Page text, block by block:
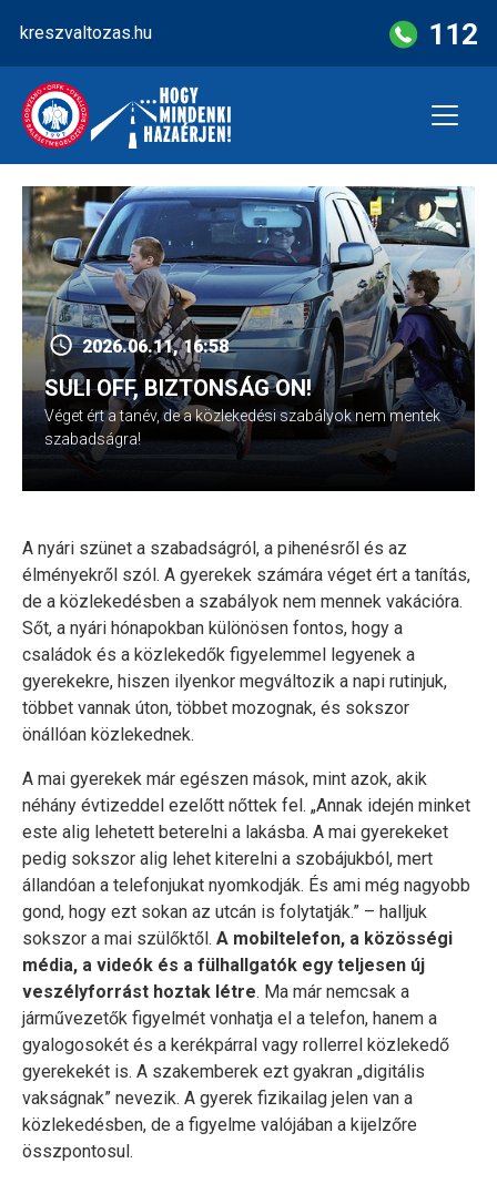
content
kreszvaltozas.hu 112
2026.06.11, 16:58
SULI OFF, BIZTONSÁG ON!
Véget ért a tanév, de a közlekedési szabályok nem mentek
szabadságra!
A nyári szünet a szabadságról, a pihenésről és az
élményekről szól. A gyerekek számára véget ért a tanítás,
de a közlekedésben a szabályok nem mennek vakációra.
Sőt, a nyári hónapokban különösen fontos, hogy a
családok és a közlekedők figyelemmel legyenek a
gyerekekre, hiszen ilyenkor megváltozik a napi rutinjuk,
többet vannak úton, többet mozognak, és sokszor
önállóan közlekednek.
A mai gyerekek már egészen mások, mint azok, akik
néhány évtizeddel ezelőtt nőttek fel. „Annak idején minket
este alig lehetett beterelni a lakásba. A mai gyerekeket
pedig sokszor alig lehet kiterelni a szobájukból, mert
állandóan a telefonjukat nyomkodják. És ami még nagyobb
gond, hogy ezt sokan az utcán is folytatják.” – halljuk
sokszor a mai szülőktől. A mobiltelefon, a közösségi
média, a videók és a fülhallgatók egy teljesen új
veszélyforrást hoztak létre. Ma már nemcsak a
járművezetők figyelmét vonhatja el a telefon, hanem a
gyalogosokét és a kerékpárral vagy rollerrel közlekedő
gyerekekét is. A szakemberek ezt gyakran „digitális
vakságnak” nevezik. A gyerek fizikailag jelen van a
közlekedésben, de a figyelme valójában a kijelzőre
összpontosul.